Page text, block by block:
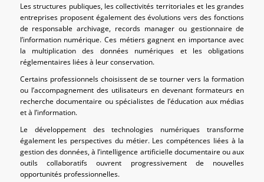
Les structures publiques, les collectivités territoriales et les grandes
entreprises proposent également des évolutions vers des fonctions
de responsable archivage, records manager ou gestionnaire de
l’information numérique. Ces métiers gagnent en importance avec
la multiplication des données numériques et les obligations
réglementaires liées à leur conservation.
Certains professionnels choisissent de se tourner vers la formation
ou l’accompagnement des utilisateurs en devenant formateurs en
recherche documentaire ou spécialistes de l’éducation aux médias
et à l’information.
Le développement des technologies numériques transforme
également les perspectives du métier. Les compétences liées à la
gestion des données, à l’intelligence artificielle documentaire ou aux
outils collaboratifs ouvrent progressivement de nouvelles
opportunités professionnelles.